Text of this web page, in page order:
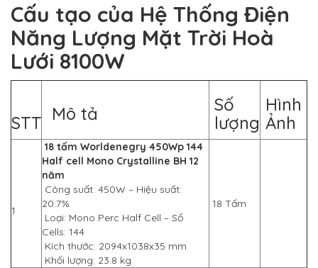
Cấu tạo của Hệ Thống Điện
Năng Lượng Mặt Trời Hoà
Lưới 8100W
STT Mô tả
Số
lượng
Hình
Ảnh
1
18 tấm Worldenegry 450Wp 144
Half cell Mono Crystalline BH 12
năm
Công suất: 450W – Hiệu suất:
20.7%
Loại: Mono Perc Half Cell – Số
Cells: 144
Kích thước: 2094x1038x35 mm
Khối lượng: 23.8 kg
18 Tấm